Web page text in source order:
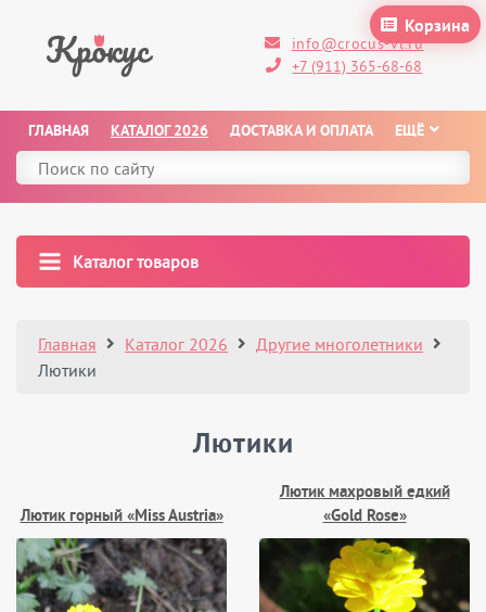
Корзина
info@crocus-vl.ru
+7 (911) 365-68-68
ГЛАВНАЯ КАТАЛОГ 2026 ДОСТАВКА И ОПЛАТА ЕЩЁ
Каталог товаров
Главная Каталог 2026
Другие многолетники
Лютики
Лютики
Лютик горный «Miss Austria»
Лютик махровый едкий
«Gold Rose»